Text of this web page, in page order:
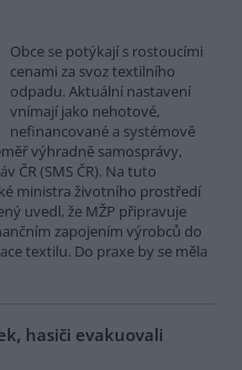
Obce se potýkají s rostoucími
cenami za svoz textilního
odpadu. Aktuální nastavení
vnímají jako nehotové,
nefinancované a systémově
výhradně samosprávy,
ČR (SMS ČR). Na tuto
ministra životního prostředí
uvedl, že MŽP připravuje
zapojením výrobců do
textilu. Do praxe by se měla
hasiči evakuovali